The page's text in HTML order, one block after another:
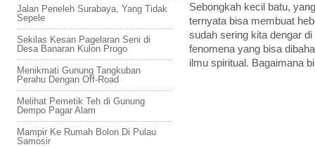
Sebongkah kecil batu,
ternyata bisa membuat
sudah sering kita dengar
fenomena yang bisa
ilmu spiritual. Bagaimana
Jalan Peneleh Surabaya, Yang Tidak
Sepele
Sekilas Kesan Pagelaran Seni di
Desa Banaran Kulon Progo
Menikmati Gunung Tangkuban
Perahu Dengan Off-Road
Melihat Pemetik Teh di Gunung
Dempo Pagar Alam
Mampir Ke Rumah Bolon Di Pulau
Samosir